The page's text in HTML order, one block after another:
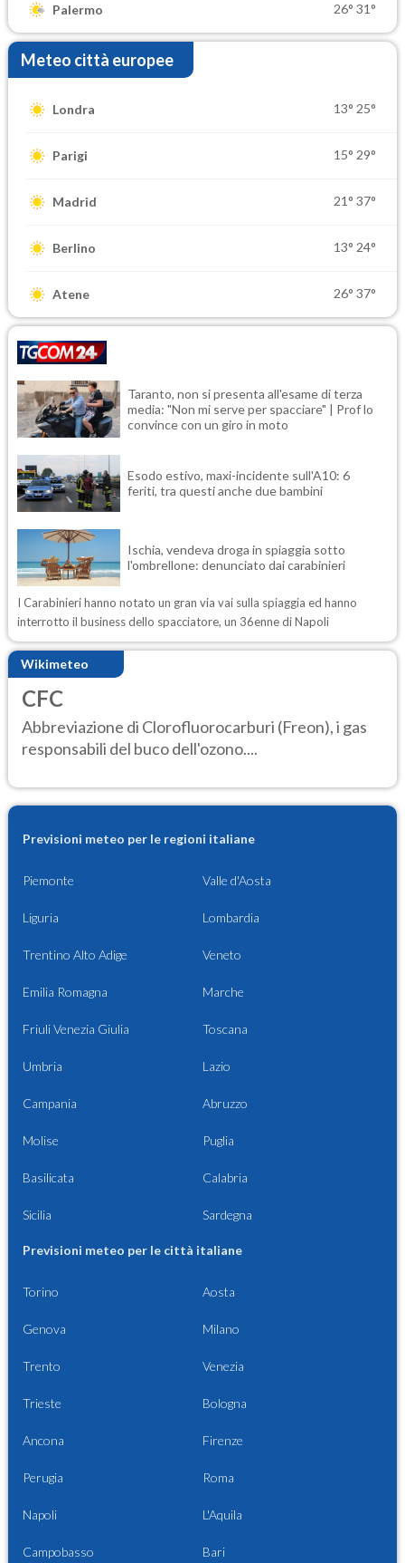
Palermo 26° 31°
Meteo città europee
Londra 13° 25°
Parigi 15° 29°
Madrid 21° 37°
Berlino 13° 24°
Atene 26° 37°
Taranto, non si presenta all'esame di terza
media: "Non mi serve per spacciare" | Prof lo
convince con un giro in moto
Esodo estivo, maxi-incidente sull'A10: 6
feriti, tra questi anche due bambini
Ischia, vendeva droga in spiaggia sotto
l'ombrellone: denunciato dai carabinieri
I Carabinieri hanno notato un gran via vai sulla spiaggia ed hanno
interrotto il business dello spacciatore, un 36enne di Napoli
Wikimeteo
CFC
Abbreviazione di Clorofluorocarburi (Freon), i gas
responsabili del buco dell'ozono....
Previsioni meteo per le regioni italiane
Piemonte Valle d'Aosta
Liguria Lombardia
Trentino Alto Adige Veneto
Emilia Romagna Marche
Friuli Venezia Giulia Toscana
Umbria Lazio
Campania Abruzzo
Molise Puglia
Basilicata Calabria
Sicilia Sardegna
Previsioni meteo per le città italiane
Torino Aosta
Genova Milano
Trento Venezia
Trieste Bologna
Ancona Firenze
Perugia Roma
Napoli L'Aquila
Campobasso Bari